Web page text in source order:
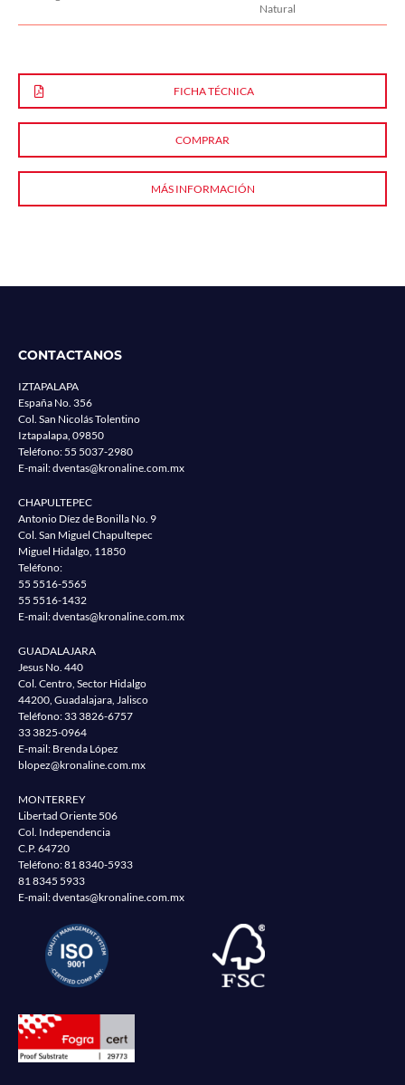
Natural
FICHA TÉCNICA
COMPRAR
MÁS INFORMACIÓN
CONTACTANOS
IZTAPALAPA
España No. 356
Col. San Nicolás Tolentino
Iztapalapa, 09850
Teléfono:55 5037-2980
E-mail:dventas@kronaline.com.mx
CHAPULTEPEC
Antonio Díez de Bonilla No. 9
Col. San Miguel Chapultepec
Miguel Hidalgo, 11850
Teléfono:
55 5516-5565
55 5516-1432
E-mail:dventas@kronaline.com.mx
GUADALAJARA
Jesus No. 440
Col. Centro, Sector Hidalgo
44200, Guadalajara, Jalisco
Teléfono: 33 3826-6757
33 3825-0964
E-mail: Brenda López
blopez@kronaline.com.mx
MONTERREY
Libertad Oriente 506
Col. Independencia
C.P. 64720
Teléfono:81 8340-5933
81 8345 5933
E-mail:dventas@kronaline.com.mx